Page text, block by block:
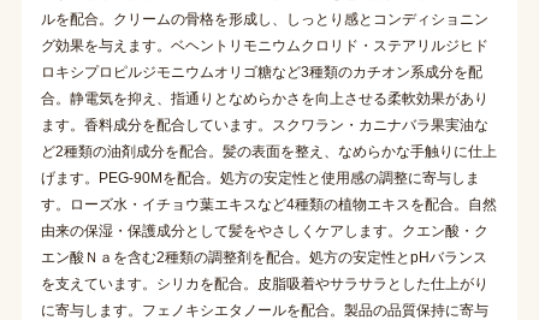
ルを配合。クリームの骨格を形成し、しっとり感とコンディショニン
グ効果を与えます。ベヘントリモニウムクロリド・ステアリルジヒド
ロキシプロピルジモニウムオリゴ糖など3種類のカチオン系成分を配
合。静電気を抑え、指通りとなめらかさを向上させる柔軟効果があり
ます。香料成分を配合しています。スクワラン・カニナバラ果実油な
ど2種類の油剤成分を配合。髪の表面を整え、なめらかな手触りに仕上
げます。PEG-90Mを配合。処方の安定性と使用感の調整に寄与しま
す。ローズ水・イチョウ葉エキスなど4種類の植物エキスを配合。自然
由来の保湿・保護成分として髪をやさしくケアします。クエン酸・ク
エン酸Ｎａを含む2種類の調整剤を配合。処方の安定性とpHバランス
を支えています。シリカを配合。皮脂吸着やサラサラとした仕上がり
に寄与します。フェノキシエタノールを配合。製品の品質保持に寄与